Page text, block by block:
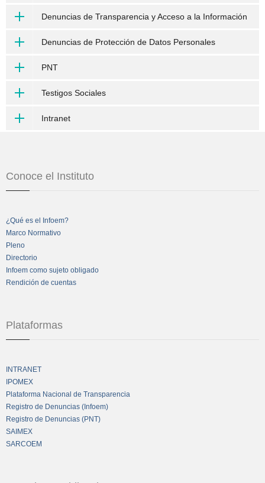
Denuncias de Transparencia y Acceso a la Información
Denuncias de Protección de Datos Personales
PNT
Testigos Sociales
Intranet
Conoce el Instituto
¿Qué es el Infoem?
Marco Normativo
Pleno
Directorio
Infoem como sujeto obligado
Rendición de cuentas
Plataformas
INTRANET
IPOMEX
Plataforma Nacional de Transparencia
Registro de Denuncias (Infoem)
Registro de Denuncias (PNT)
SAIMEX
SARCOEM